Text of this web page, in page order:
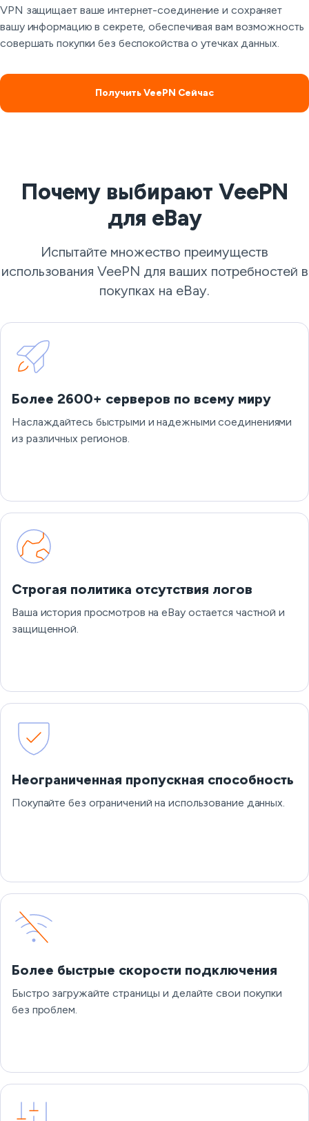
VPN защищает ваше интернет-соединение и сохраняет
вашу информацию в секрете, обеспечивая вам возможность
совершать покупки без беспокойства о утечках данных.
Получить VeePN Сейчас
Почему выбирают VeePN
для eBay
Испытайте множество преимуществ
использования VeePN для ваших потребностей в
покупках на eBay.
Более 2600+ серверов по всему миру
Наслаждайтесь быстрыми и надежными соединениями
из различных регионов.
Строгая политика отсутствия логов
Ваша история просмотров на eBay остается частной и
защищенной.
Неограниченная пропускная способность
Покупайте без ограничений на использование данных.
Более быстрые скорости подключения
Быстро загружайте страницы и делайте свои покупки
без проблем.